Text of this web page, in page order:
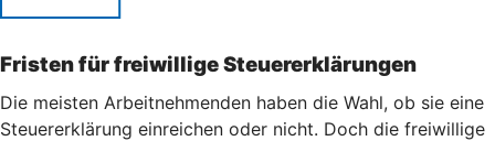
Fristen für freiwillige Steuererklärungen
Die meisten Arbeitnehmenden haben die Wahl, ob sie eine
Steuererklärung einreichen oder nicht. Doch die freiwillige